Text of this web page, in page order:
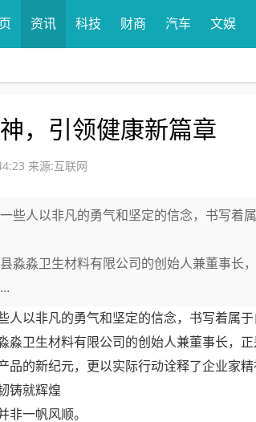
资讯 科技 财商 汽车 文娱
，引领健康新篇章
来源:互联网
些人以非凡的勇气和坚定的信念，书写着属
淼淼卫生材料有限公司的创始人兼董事长
人以非凡的勇气和坚定的信念，书写着属于
淼卫生材料有限公司的创始人兼董事长，
品的新纪元，更以实际行动诠释了企业家精
铸就辉煌
非一帆风顺。